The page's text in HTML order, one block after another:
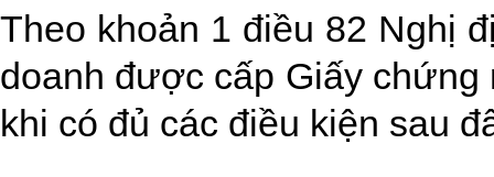
Theo khoản 1 điều 82 Nghị
doanh được cấp Giấy chứng
khi có đủ các điều kiện sau